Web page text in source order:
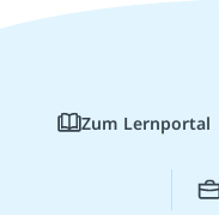
Zum Lernportal